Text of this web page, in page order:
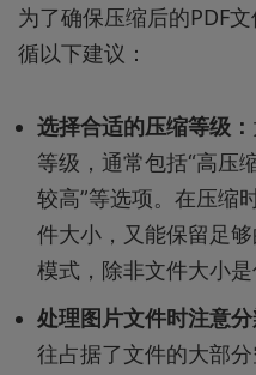
为了确保压缩后的PDF
循以下建议：
选择合适的压缩等级：
等级，通常包括“高压
较高”等选项。在压缩
件大小，又能保留足
模式，除非文件大小是
处理图片文件时注意分
往占据了文件的大部